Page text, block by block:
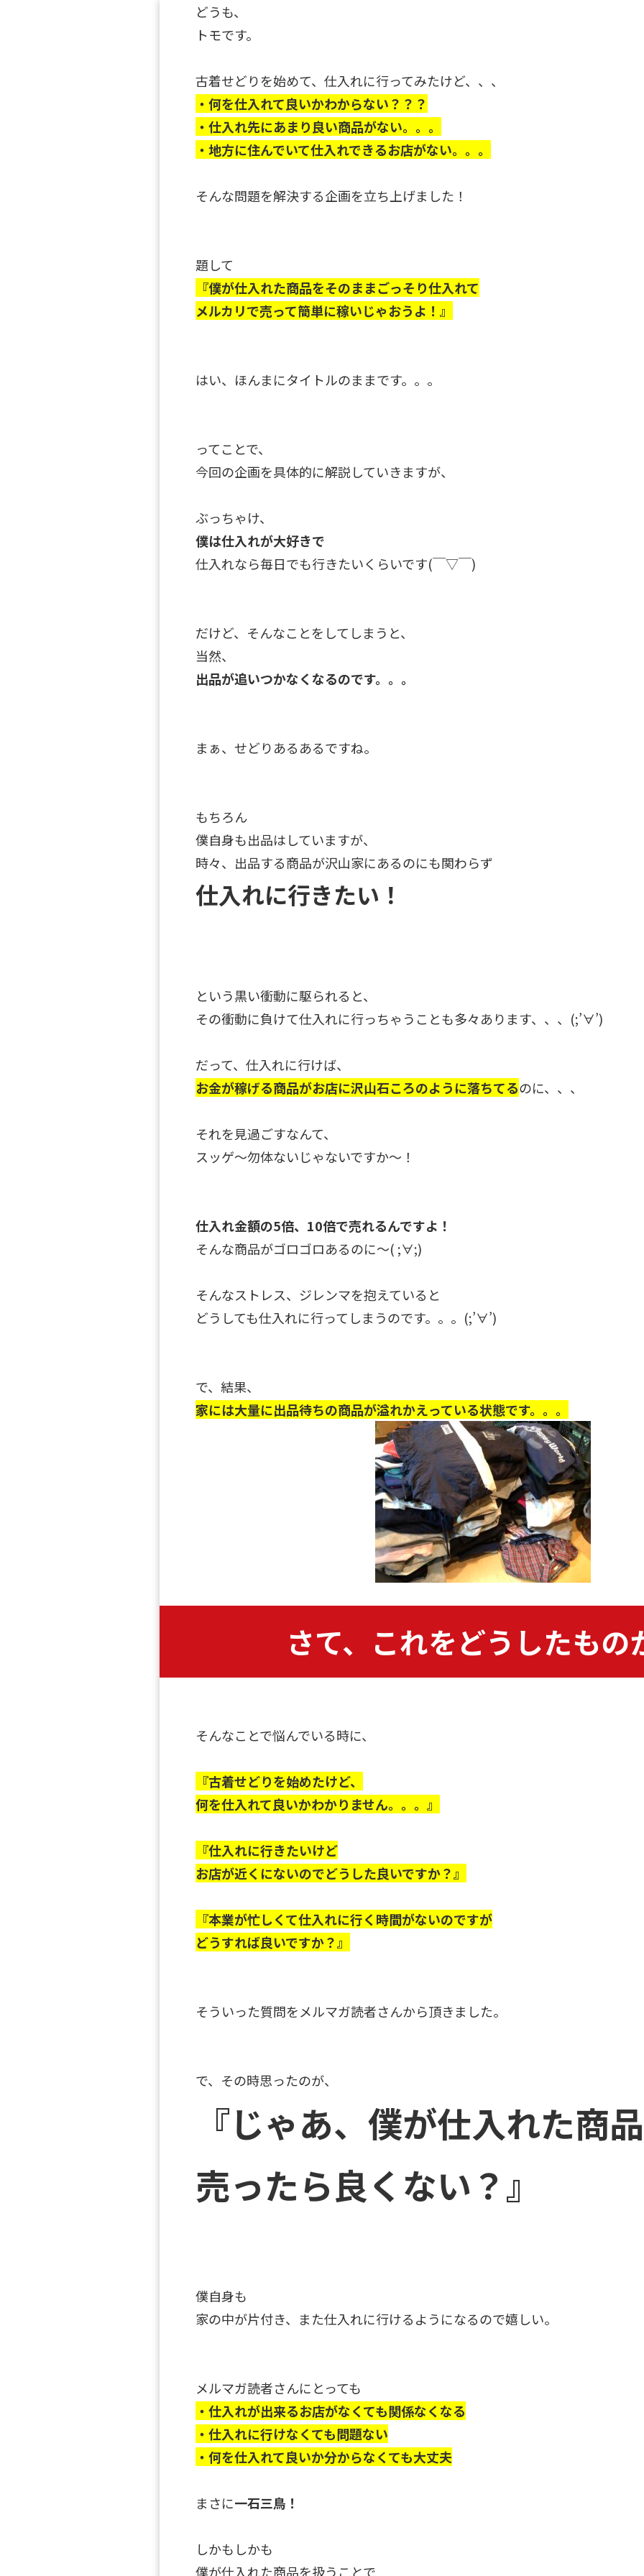
どうも、
トモです。
古着せどりを始めて、仕入れに行ってみたけど、、、
・何を仕入れて良いかわからない？？？
・仕入れ先にあまり良い商品がない。。。
・地方に住んでいて仕入れできるお店がない。。。
そんな問題を解決する企画を立ち上げました！
題して
『僕が仕入れた商品をそのままごっそり仕入れて
メルカリで売って簡単に稼いじゃおうよ！』
はい、ほんまにタイトルのままです。。。
ってことで、
今回の企画を具体的に解説していきますが、
ぶっちゃけ、
僕は仕入れが大好きで
仕入れなら毎日でも行きたいくらいです(￣▽￣)
だけど、そんなことをしてしまうと、
当然、
出品が追いつかなくなるのです。。。
まぁ、せどりあるあるですね。
もちろん
僕自身も出品はしていますが、
時々、出品する商品が沢山家にあるのにも関わらず
仕入れに行きたい！
という黒い衝動に駆られると、
その衝動に負けて仕入れに行っちゃうことも多々あります、、、(;’∀’)
だって、仕入れに行けば、
お金が稼げる商品がお店に沢山石ころのように落ちてるのに、、、
それを見過ごすなんて、
スッゲ～勿体ないじゃないですか～！
仕入れ金額の5倍、10倍で売れるんですよ！
そんな商品がゴロゴロあるのに～( ;∀;)
そんなストレス、ジレンマを抱えていると
どうしても仕入れに行ってしまうのです。。。(;’∀’)
で、結果、
家には大量に出品待ちの商品が溢れかえっている状態です。。。
さて、これをどうしたもの
そんなことで悩んでいる時に、
『古着せどりを始めたけど、
何を仕入れて良いかわかりません。。。』
『仕入れに行きたいけど
お店が近くにないのでどうした良いですか？』
『本業が忙しくて仕入れに行く時間がないのですが
どうすれば良いですか？』
そういった質問をメルマガ読者さんから頂きました。
で、その時思ったのが、
『じゃあ、僕が仕入れた商
売ったら良くない？』
僕自身も
家の中が片付き、また仕入れに行けるようになるので嬉しい。
メルマガ読者さんにとっても
・仕入れが出来るお店がなくても関係なくなる
・仕入れに行けなくても問題ない
・何を仕入れて良いか分からなくても大丈夫
まさに一石三鳥！
しかもしかも
僕が仕入れた商品を扱うことで